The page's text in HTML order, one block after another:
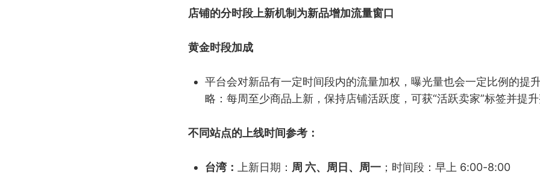
店铺的分时段上新机制为新品增加流量窗口
黄金时段加成
平台会对新品有一定时间段内的流量加权，曝光量也会一定比例的提
略：每周至少商品上新，保持店铺活跃度，可获“活跃卖家”标签并提
不同站点的上线时间参考：
台湾： 上新日期： 周 六、周日、周一 ；时间段：早上 6:00-8:00